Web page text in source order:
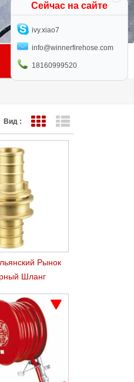
Вид : Представление сетки
Рынок
Шланг
Сейчас на сайте
ivy.xiao7
info@winnerfirehose.com
18160999520